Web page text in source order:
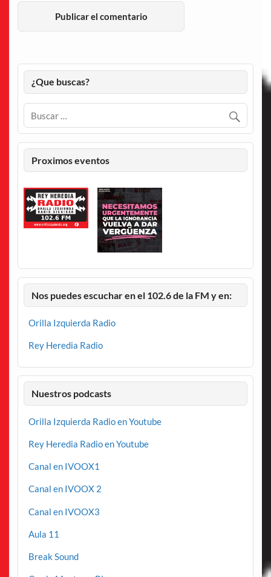
¿Que buscas?
Proximos eventos
Nos puedes escuchar en el 102.6 de la FM y en:
Orilla Izquierda Radio
Rey Heredia Radio
Nuestros podcasts
Orilla Izquierda Radio en Youtube
Rey Heredia Radio en Youtube
Canal en IVOOX1
Canal en IVOOX 2
Canal en IVOOX3
Aula 11
Break Sound